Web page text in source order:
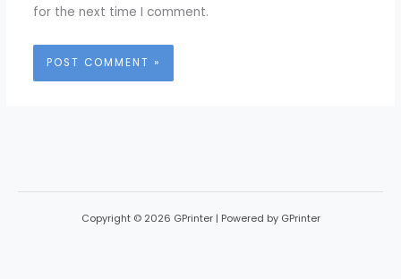
for the next time I comment.
Copyright © 2026 GPrinter | Powered by GPrinter